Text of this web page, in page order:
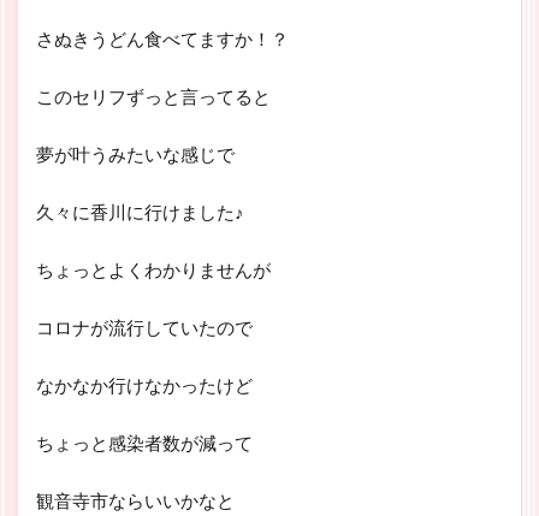
さぬきうどん食べてますか！？
このセリフずっと言ってると
夢が叶うみたいな感じで
久々に香川に行けました♪
ちょっとよくわかりませんが
コロナが流行していたので
なかなか行けなかったけど
ちょっと感染者数が減って
観音寺市ならいいかなと